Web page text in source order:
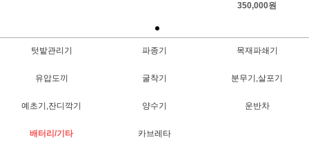
350,000원
텃밭관리기 파종기 목재파쇄기
유압도끼 굴착기 분무기,살포기
예초기,잔디깍기 양수기 운반차
배터리/기타 카브레타